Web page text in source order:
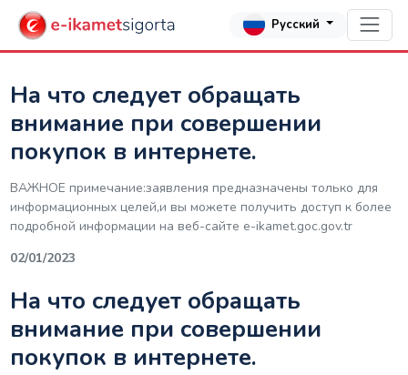
Русский
На что следует обращать
внимание при совершении
покупок в интернете.
ВАЖНОЕ примечание:заявления предназначены только для
информационных целей,и вы можете получить доступ к более
подробной информации на веб-сайте е-ikamet.goc.gov.tr
02/01/2023
На что следует обращать
внимание при совершении
покупок в интернете.